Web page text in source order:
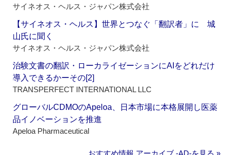
サイネオス・ヘルス・ジャパン株式会社
【サイネオス・ヘルス】世界とつなぐ「翻訳者」に 城
山氏に聞く
サイネオス・ヘルス・ジャパン株式会社
治験文書の翻訳・ローカライゼーションにAIをどれだけ
導入できるかーその[2]
TRANSPERFECT INTERNATIONAL LLC
グローバルCDMOのApeloa、日本市場に本格展開し医薬
品イノベーションを推進
Apeloa Pharmaceutical